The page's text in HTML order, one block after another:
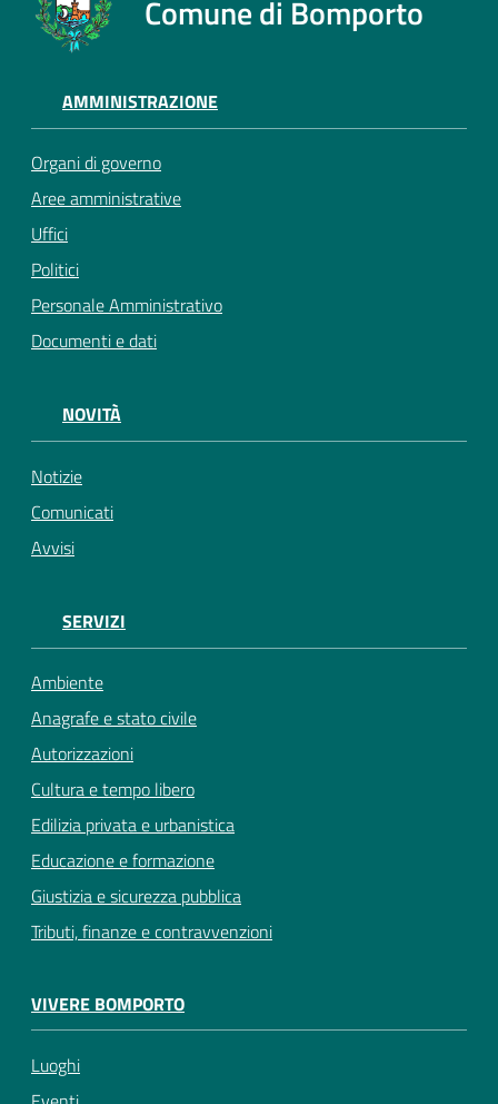
Comune di Bomporto
AMMINISTRAZIONE
Organi di governo
Aree amministrative
Uffici
Politici
Personale Amministrativo
Documenti e dati
NOVITÀ
Notizie
Comunicati
Avvisi
SERVIZI
Ambiente
Anagrafe e stato civile
Autorizzazioni
Cultura e tempo libero
Edilizia privata e urbanistica
Educazione e formazione
Giustizia e sicurezza pubblica
Tributi, finanze e contravvenzioni
VIVERE BOMPORTO
Luoghi